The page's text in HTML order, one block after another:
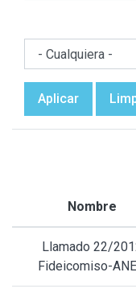
Aplicar
Nombre
Llamado 22/
Fideicomiso-